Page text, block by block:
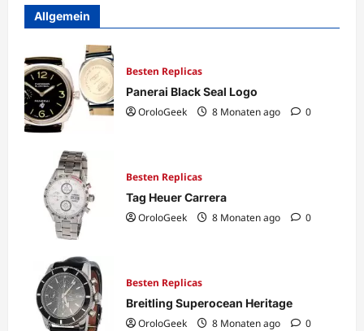
Allgemein
Besten Replicas
Panerai Black Seal Logo
OroloGeek
8 Monaten ago 0
Besten Replicas
Tag Heuer Carrera
OroloGeek
8 Monaten ago 0
Besten Replicas
Breitling Superocean Heritage
OroloGeek
8 Monaten ago 0